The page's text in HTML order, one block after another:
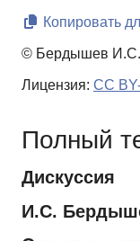
Копировать
© Бердышев
Лицензия: CC
Полный
Дискуссия
И.С.